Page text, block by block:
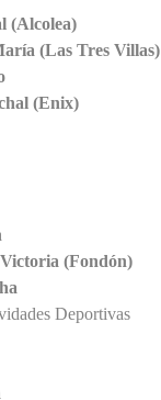
(Alcolea)
(Las Tres Villas)
(Enix)
(Fondón)
Deportivas